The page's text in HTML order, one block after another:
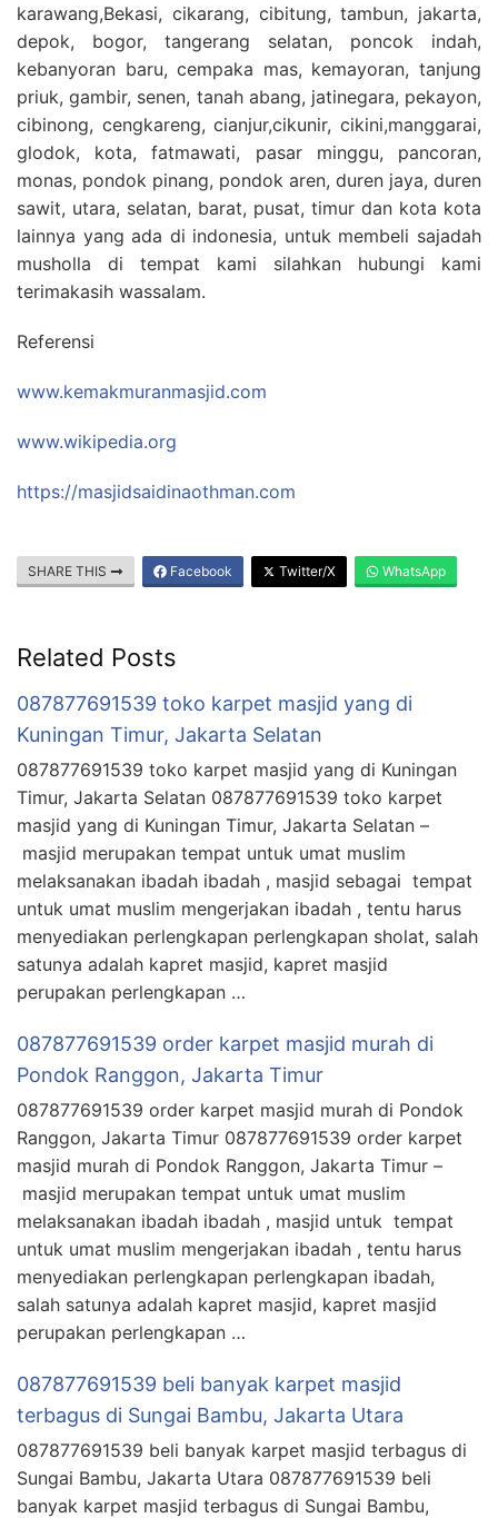
karawang,Bekasi, cikarang, cibitung, tambun, jakarta,
depok, bogor, tangerang selatan, poncok indah,
kebanyoran baru, cempaka mas, kemayoran, tanjung
priuk, gambir, senen, tanah abang, jatinegara, pekayon,
cibinong, cengkareng, cianjur,cikunir, cikini,manggarai,
glodok, kota, fatmawati, pasar minggu, pancoran,
monas, pondok pinang, pondok aren, duren jaya, duren
sawit, utara, selatan, barat, pusat, timur dan kota kota
lainnya yang ada di indonesia, untuk membeli sajadah
musholla di tempat kami silahkan hubungi kami
terimakasih wassalam.
Referensi
www.kemakmuranmasjid.com
www.wikipedia.org
https://masjidsaidinaothman.com
SHARE THIS Facebook Twitter/X WhatsApp
Related Posts
087877691539 toko karpet masjid yang di
Kuningan Timur, Jakarta Selatan
087877691539 toko karpet masjid yang di Kuningan
Timur, Jakarta Selatan 087877691539 toko karpet
masjid yang di Kuningan Timur, Jakarta Selatan –
masjid merupakan tempat untuk umat muslim
melaksanakan ibadah ibadah , masjid sebagai tempat
untuk umat muslim mengerjakan ibadah , tentu harus
menyediakan perlengkapan perlengkapan sholat, salah
satunya adalah kapret masjid, kapret masjid
perupakan perlengkapan …
087877691539 order karpet masjid murah di
Pondok Ranggon, Jakarta Timur
087877691539 order karpet masjid murah di Pondok
Ranggon, Jakarta Timur 087877691539 order karpet
masjid murah di Pondok Ranggon, Jakarta Timur –
masjid merupakan tempat untuk umat muslim
melaksanakan ibadah ibadah , masjid untuk tempat
untuk umat muslim mengerjakan ibadah , tentu harus
menyediakan perlengkapan perlengkapan ibadah,
salah satunya adalah kapret masjid, kapret masjid
perupakan perlengkapan …
087877691539 beli banyak karpet masjid
terbagus di Sungai Bambu, Jakarta Utara
087877691539 beli banyak karpet masjid terbagus di
Sungai Bambu, Jakarta Utara 087877691539 beli
banyak karpet masjid terbagus di Sungai Bambu,